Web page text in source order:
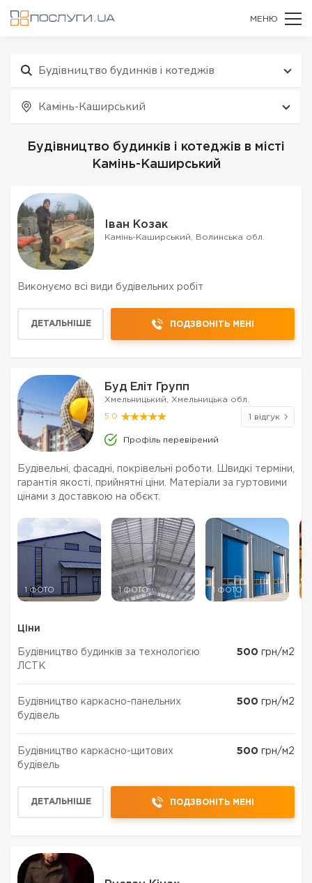
МЕНЮ
Будівництво будинків і котеджів
Камінь-Каширський
Будівництво будинків і котеджів в місті
Камінь-Каширський
Іван Козак
Камінь-Каширський, Волинська обл.
Виконуємо всі види будівельних робіт
ДЕТАЛЬНІШЕ ПОДЗВОНІТЬ МЕНІ
Буд Еліт Групп
Хмельницький, Хмельницька обл.
5.0 1 відгук
Профіль перевірений
Будівельні, фасадні, покрівельні роботи. Швидкі терміни,
гарантія якості, прийнятні ціни. Матеріали за гуртовими
цінами з доставкою на обєкт.
1 ФОТО 1 ФОТО 1 ФОТО
Ціни
Будівництво будинків за технологією
ЛСТК
500 грн/м2
Будівництво каркасно-панельних
будівель
500 грн/м2
Будівництво каркасно-щитових
будівель
500 грн/м2
ДЕТАЛЬНІШЕ ПОДЗВОНІТЬ МЕНІ